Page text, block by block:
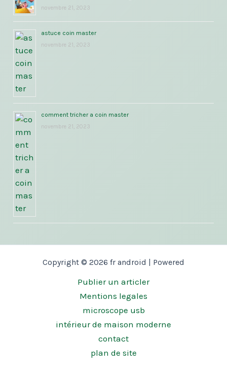
novembre 21, 2023
astuce coin master
novembre 21, 2023
comment tricher a coin master
novembre 21, 2023
Copyright © 2026 fr android | Powered
Publier un articler
Mentions legales
microscope usb
intérieur de maison moderne
contact
plan de site